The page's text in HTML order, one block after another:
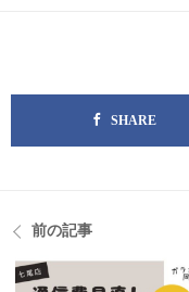
SHARE
前の記事